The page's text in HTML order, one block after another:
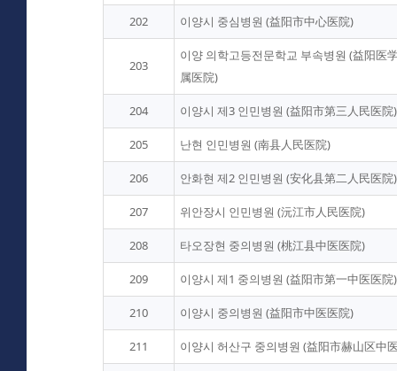
202 이양시 중심병원 (益阳市中心医院)
203
이양 의학고등전문학교 부속병원 (益阳医
属医院)
204 이양시 제3 인민병원 (益阳市第三人民医院)
205 난현 인민병원 (南县人民医院)
206 안화현 제2 인민병원 (安化县第二人民医院)
207 위안장시 인민병원 (沅江市人民医院)
208 타오장현 중의병원 (桃江县中医医院)
209 이양시 제1 중의병원 (益阳市第一中医医院)
210 이양시 중의병원 (益阳市中医医院)
211 이양시 허산구 중의병원 (益阳市赫山区中